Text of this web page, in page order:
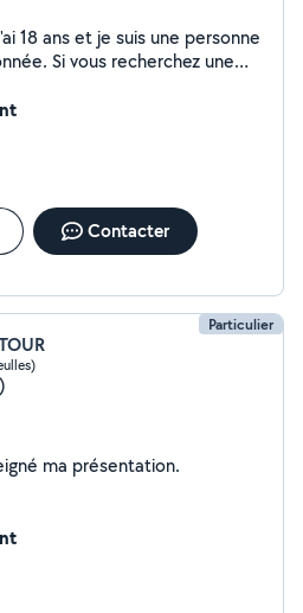
18 ans et je suis une personne
Si vous recherchez une
suis disponible [donner vos
Contacter
Particulier
Je n'ai pas encore renseigné ma présentation.